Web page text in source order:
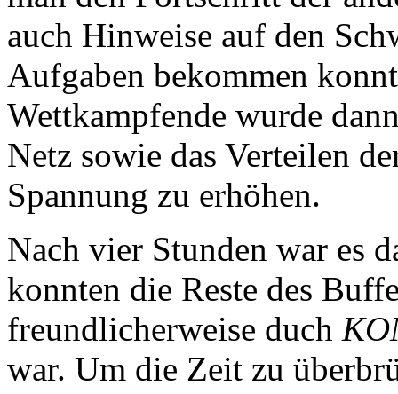
auch Hinweise auf den
Aufgaben bekommen
Wettkampfende wurde
Netz sowie das Verteilen
Spannung zu erhöhen.
Nach vier Stunden war es
konnten die Reste des
freundlicherweise duch
war. Um die Zeit zu